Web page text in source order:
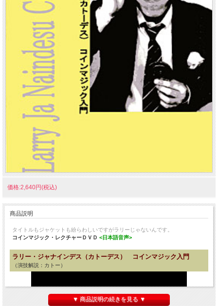
価格:2,640円(税込)
商品説明
タイトルもジャケットも紛らわしいですがラリーじゃないんです。
コインマジック・ レクチャーＤＶＤ <日本語音声>
ラリー・ジャナインデス（カトーデス） コインマジック入門
（演技解説：カトー）
▼ 商品説明の続きを見る ▼